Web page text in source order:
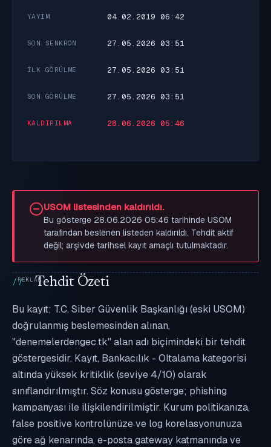
YAYIM 04.02.2019 06:42
SON SENKRON 27.05.2026 03:51
İLK GÖRÜLME 27.05.2026 03:51
SON GÖRÜLME 27.05.2026 03:51
KALDIRILMA 28.06.2026 05:46
USOM listesinden kaldırıldı.
Bu gösterge 28.06.2026 05:46 tarihinde USOM
tarafından beslenen listeden kaldırıldı. Tehdit aktif
değil; arşivde tarihsel kayıt amaçlı tutulmaktadır.
Tehdit Özeti
Bu kayıt; T.C. Siber Güvenlik Başkanlığı (eski USOM)
doğrulanmış beslemesinden alınan,
"denemelerdengec.tk" alan adı biçimindeki bir tehdit
göstergesidir. Kayıt, Bankacılık - Oltalama kategorisi
altında yüksek kritiklik (seviye 4/10) olarak
sınıflandırılmıştır. Söz konusu gösterge; phishing
kampanyası ile ilişkilendirilmiştir. Kurum politikanıza,
false positive kontrolünüze ve log korelasyonunuza
göre ağ kenarında, e-posta gateway katmanında ve